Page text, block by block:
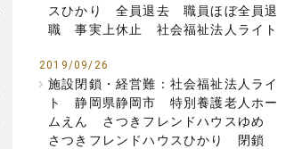
スひかり 全員退去 職員ほぼ全員退
職 事実上休止 社会福祉法人ライト
2019/09/26
施設閉鎖・経営難：社会福祉法人ライ
ト 静岡県静岡市 特別養護老人ホー
ムえん さつきフレンドハウスゆめ
さつきフレンドハウスひかり 閉鎖